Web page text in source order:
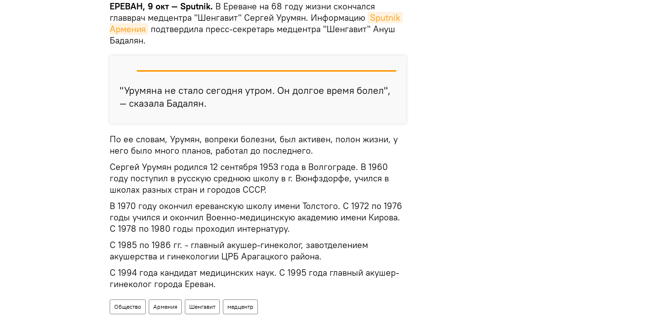
ЕРЕВАН, 9 окт — Sputnik. В Ереване на 68 году жизни скончался
главврач медцентра "Шенгавит" Сергей Урумян. Информацию Sputnik
Армения подтвердила пресс-секретарь медцентра "Шенгавит" Ануш
Бадалян.
"Урумяна не стало сегодня утром. Он долгое время болел",
— сказала Бадалян.
По ее словам, Урумян, вопреки болезни, был активен, полон жизни, у
него было много планов, работал до последнего.
Сергей Урумян родился 12 сентября 1953 года в Волгограде. В 1960
году поступил в русскую среднюю школу в г. Вюнфздорфе, учился в
школах разных стран и городов СССР.
В 1970 году окончил ереванскую школу имени Толстого. С 1972 по 1976
годы учился и окончил Военно-медицинскую академию имени Кирова.
С 1978 по 1980 годы проходил интернатуру.
С 1985 по 1986 гг. - главный акушер-гинеколог, завотделением
акушерства и гинекологии ЦРБ Арагацкого района.
С 1994 года кандидат медицинских наук. С 1995 года главный акушер-
гинеколог города Ереван.
Общество Армения Шенгавит медцентр